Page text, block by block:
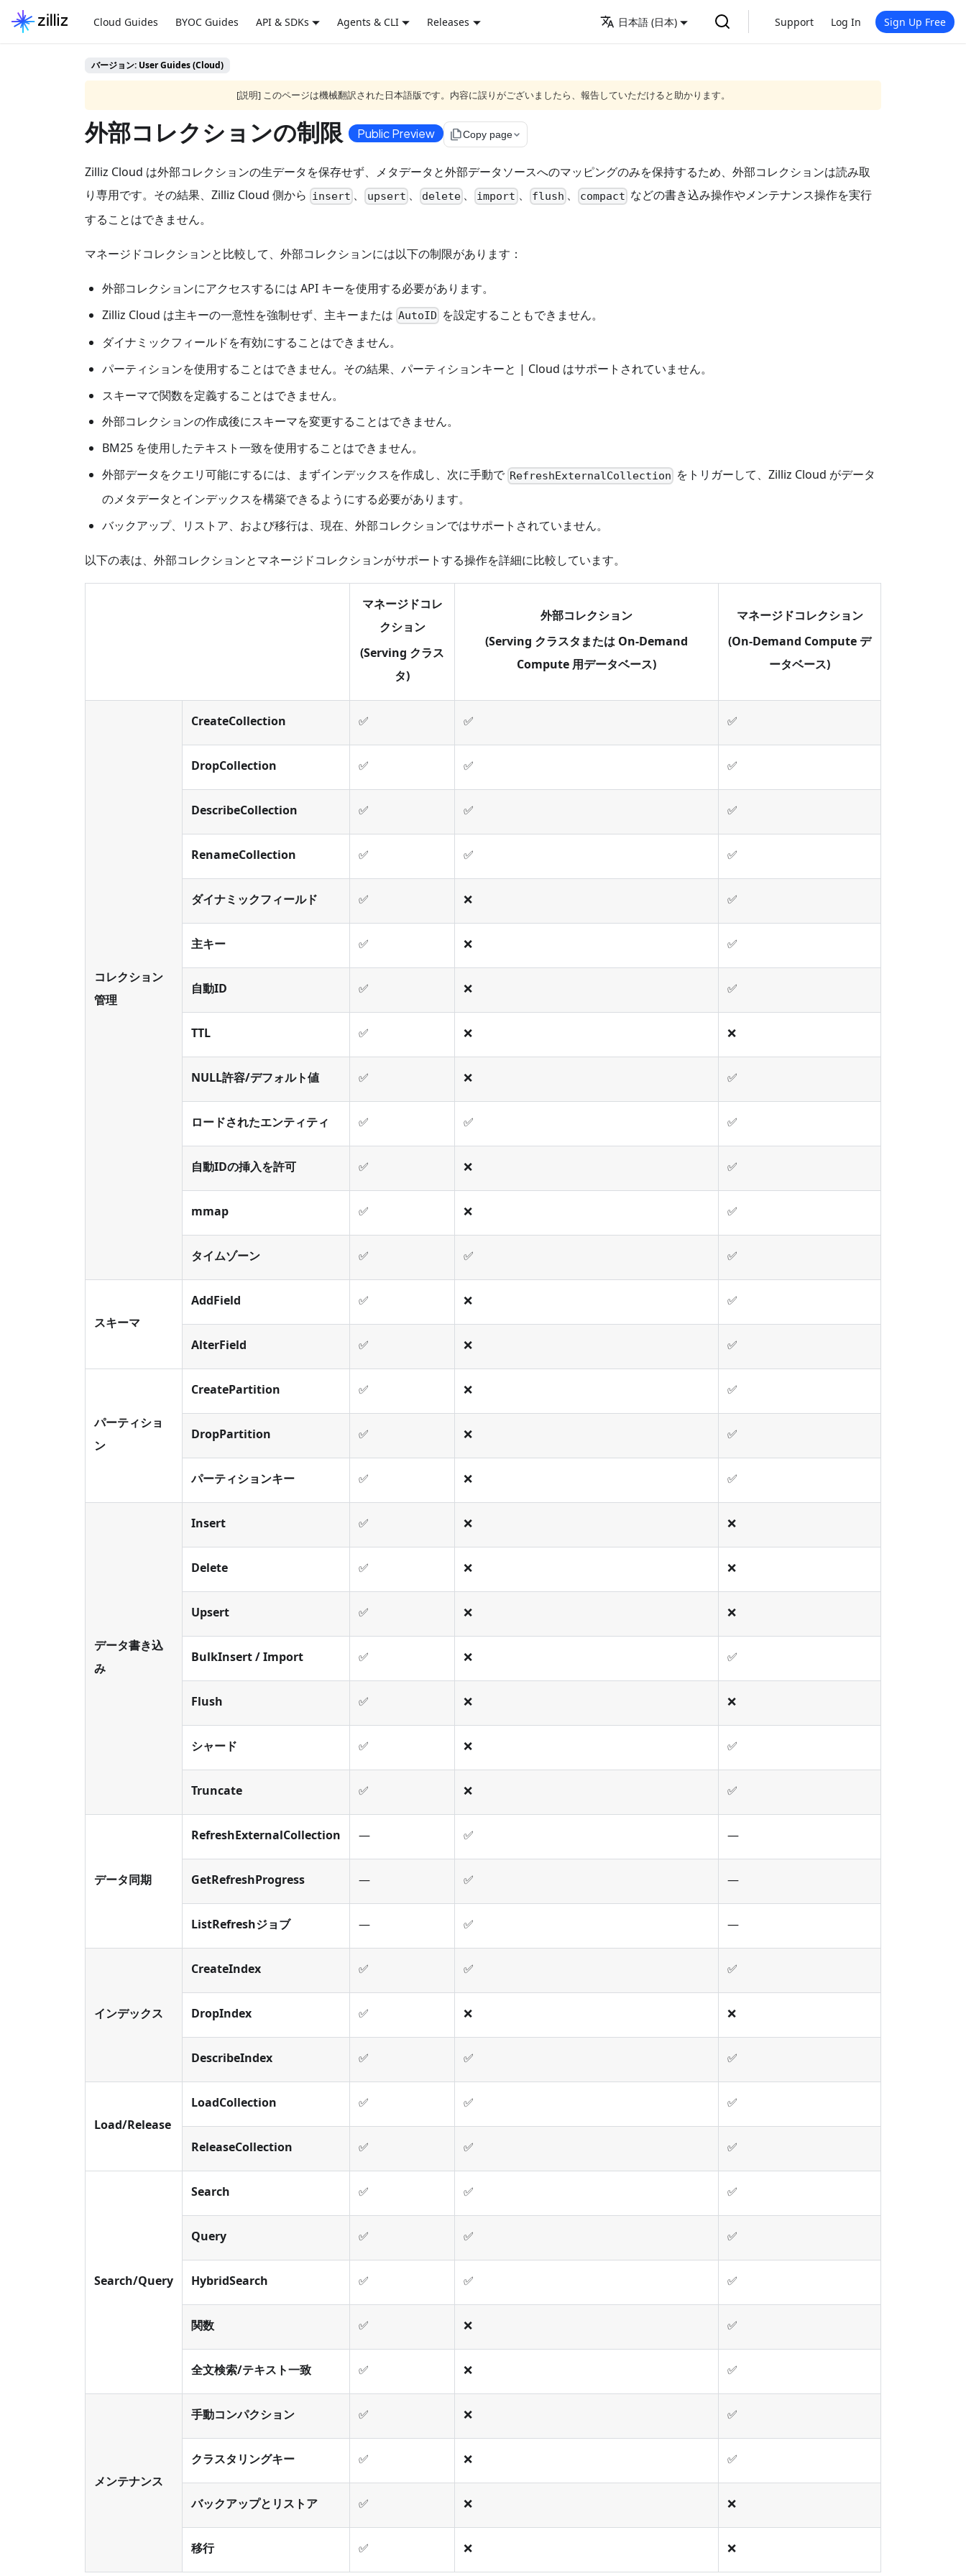
Cloud Guides BYOC Guides API & SDKs Agents & CLI Releases 日本語 (日本) Support Log In Sign Up Free
バージョン: User Guides (Cloud)
[説明] このページは機械翻訳された日本語版です。内容に誤りがございましたら、報告していただけると助かります。
外部コレクションの制限 Public Preview file_copyCopy page
Zilliz Cloud は外部コレクションの生データを保存せず、メタデータと外部データソースへのマッピングのみを保持するため、外部コレクションは読み取
り専用です。その結果、Zilliz Cloud 側から insert 、 upsert 、 delete 、 import 、 flush 、 compact などの書き込み操作やメンテナンス操作を実行
することはできません。
マネージドコレクションと比較して、外部コレクションには以下の制限があります：
外部コレクションにアクセスするには API キーを使用する必要があります。
Zilliz Cloud は主キーの一意性を強制せず、主キーまたは AutoID を設定することもできません。
ダイナミックフィールドを有効にすることはできません。
パーティションを使用することはできません。その結果、パーティションキーと | Cloud はサポートされていません。
スキーマで関数を定義することはできません。
外部コレクションの作成後にスキーマを変更することはできません。
BM25 を使用したテキスト一致を使用することはできません。
外部データをクエリ可能にするには、まずインデックスを作成し、次に手動で RefreshExternalCollection をトリガーして、Zilliz Cloud がデータ
のメタデータとインデックスを構築できるようにする必要があります。
バックアップ、リストア、および移行は、現在、外部コレクションではサポートされていません。
以下の表は、外部コレクションとマネージドコレクションがサポートする操作を詳細に比較しています。
マネージドコレ
クション
(Serving クラス
タ)
外部コレクション
(Serving クラスタまたは On-Demand
Compute 用データベース)
マネージドコレクション
(On-Demand Compute デ
ータベース)
コレクション
管理
CreateCollection ✅ ✅ ✅
DropCollection ✅ ✅ ✅
DescribeCollection ✅ ✅ ✅
RenameCollection ✅ ✅ ✅
ダイナミックフィールド ✅ ❌ ✅
主キー ✅ ❌ ✅
自動ID ✅ ❌ ✅
TTL ✅ ❌ ❌
NULL許容/デフォルト値 ✅ ❌ ✅
ロードされたエンティティ ✅ ✅ ✅
自動IDの挿入を許可 ✅ ❌ ✅
mmap ✅ ❌ ✅
タイムゾーン ✅ ✅ ✅
スキーマ
AddField ✅ ❌ ✅
AlterField ✅ ❌ ✅
パーティショ
ン
CreatePartition ✅ ❌ ✅
DropPartition ✅ ❌ ✅
パーティションキー ✅ ❌ ✅
データ書き込
み
Insert ✅ ❌ ❌
Delete ✅ ❌ ❌
Upsert ✅ ❌ ❌
BulkInsert / Import ✅ ❌ ✅
Flush ✅ ❌ ❌
シャード ✅ ❌ ✅
Truncate ✅ ❌ ✅
データ同期
RefreshExternalCollection — ✅ —
GetRefreshProgress — ✅ —
ListRefreshジョブ — ✅ —
インデックス
CreateIndex ✅ ✅ ✅
DropIndex ✅ ❌ ❌
DescribeIndex ✅ ✅ ✅
Load/Release
LoadCollection ✅ ✅ ✅
ReleaseCollection ✅ ✅ ✅
Search/Query
Search ✅ ✅ ✅
Query ✅ ✅ ✅
HybridSearch ✅ ✅ ✅
関数 ✅ ❌ ✅
全文検索/テキスト一致 ✅ ❌ ✅
メンテナンス
手動コンパクション ✅ ❌ ✅
クラスタリングキー ✅ ❌ ✅
バックアップとリストア ✅ ❌ ❌
移行 ✅ ❌ ❌